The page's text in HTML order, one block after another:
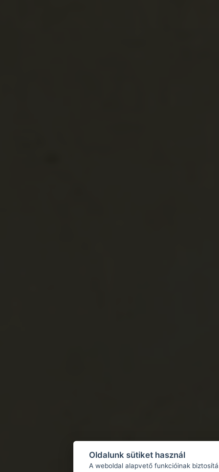
Oldalunk sütiket használ
A weboldal alapvető funkcióinak